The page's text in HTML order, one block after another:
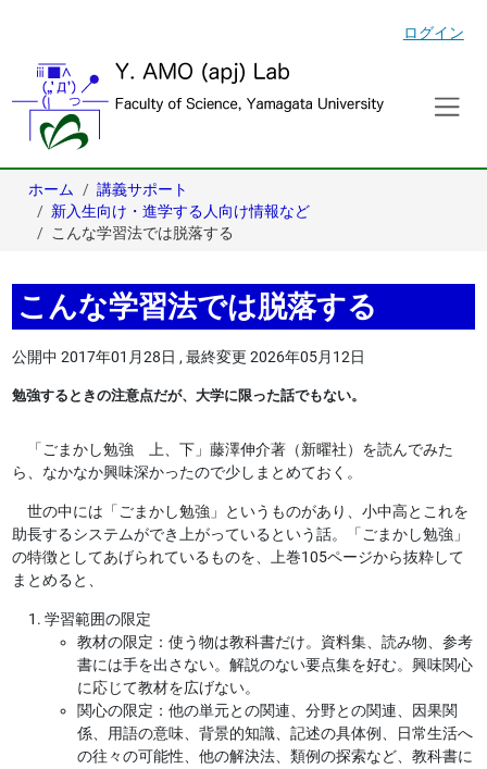
ログイン
ホーム
講義サポート
新入生向け・進学する人向け情報など
こんな学習法では脱落する
こんな学習法では脱落する
公開中 2017年01月28日 ,最終変更 2026年05月12日
勉強するときの注意点だが、大学に限った話でもない。
「ごまかし勉強 上、下」藤澤伸介著（新曜社）を読んでみた
ら、なかなか興味深かったので少しまとめておく。
世の中には「ごまかし勉強」というものがあり、小中高とこれを
助長するシステムができ上がっているという話。「ごまかし勉強」
の特徴としてあげられているものを、上巻105ページから抜粋して
まとめると、
学習範囲の限定
教材の限定：使う物は教科書だけ。資料集、読み物、参考
書には手を出さない。解説のない要点集を好む。興味関心
に応じて教材を広げない。
関心の限定：他の単元との関連、分野との関連、因果関
係、用語の意味、背景的知識、記述の具体例、日常生活へ
の往々の可能性、他の解決法、類例の探索など、教科書に